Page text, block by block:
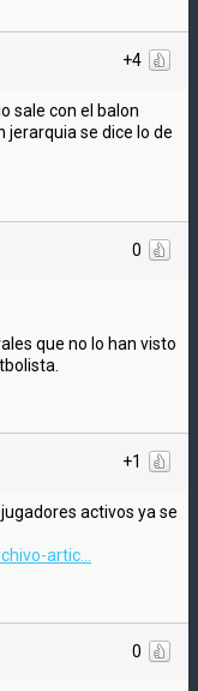
+4
sale con el balon
jerarquia se dice lo de
0
que no lo han visto
+1
activos ya se
artic...
0